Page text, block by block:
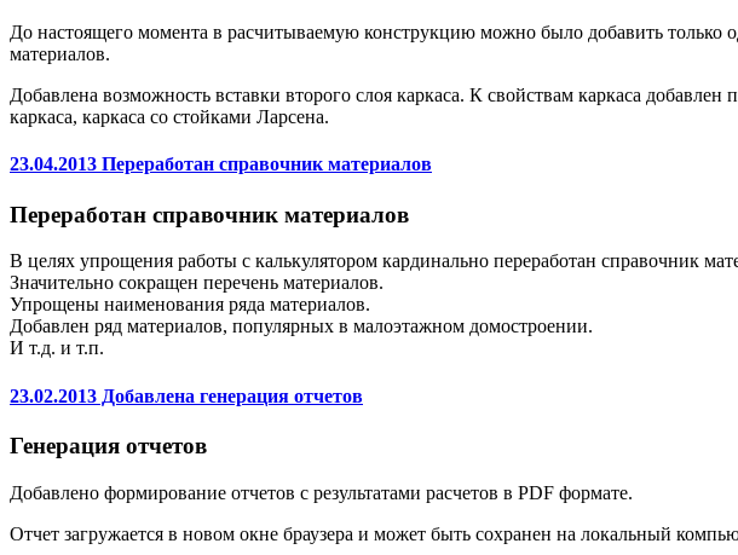
До настоящего момента в расчитываемую конструкцию можно было добавить только
материалов.
Добавлена возможность вставки второго слоя каркаса. К свойствам каркаса
каркаса, каркаса со стойками Ларсена.
23.04.2013 Переработан справочник материалов
Переработан справочник материалов
В целях упрощения работы с калькулятором кардинально переработан справочник
Значительно сокращен перечень материалов.
Упрощены наименования ряда материалов.
Добавлен ряд материалов, популярных в малоэтажном домостроении.
И т.д. и т.п.
23.02.2013 Добавлена генерация отчетов
Генерация отчетов
Добавлено формирование отчетов с результатами расчетов в PDF формате.
Отчет загружается в новом окне браузера и может быть сохранен на локальный